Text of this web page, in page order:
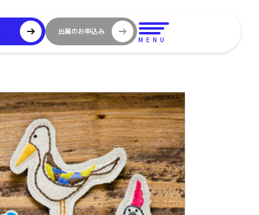
出展のお申込み
MENU